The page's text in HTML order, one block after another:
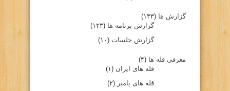
گزارش ها (۱۳۳)
گزارش برنامه ها (۱۲۳)
گزارش جلسات (۱۰)
معرفی قله ها (۴)
قله های ایران (۱)
قله های پامیر (۲)